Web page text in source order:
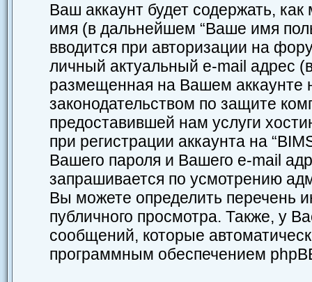
Ваш аккаунт будет содержать,
имя (в дальнейшем “Ваше имя
вводится при авторизации на
личный актуальный e-mail адрес
размещенная на Вашем аккаунте
законодательством по защите
предоставившей нам услуги
при регистрации аккаунта на
Вашего пароля и Вашего e-mail
запрашивается по усмотрению
Вы можете определить перечень
публичного просмотра. Также, у
сообщений, которые
программным обеспечением